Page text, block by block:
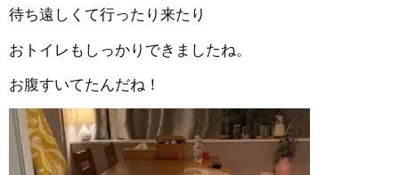
待ち遠しくて行ったり来たり
おトイレもしっかりできましたね。
お腹すいてたんだね！